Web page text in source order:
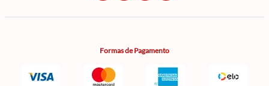
Formas de Pagamento